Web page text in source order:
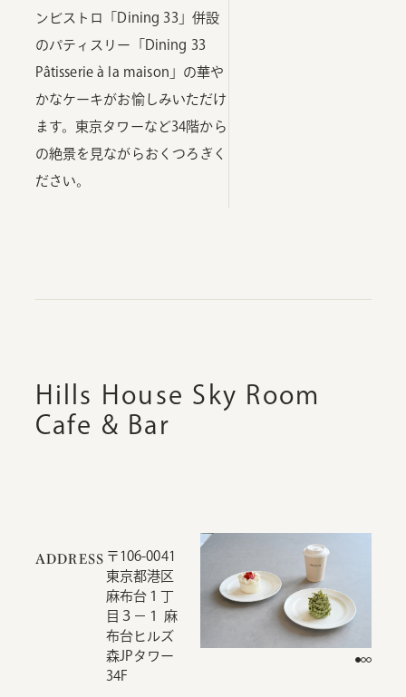
ンビストロ「Dining 33」併設
のパティスリー「Dining 33
Pâtisserie à la maison」の華や
かなケーキがお愉しみいただけ
ます。東京タワーなど34階から
の絶景を見ながらおくつろぎく
ださい。
Hills House Sky Room
Cafe & Bar
ADDRESS 〒106-0041
東京都港区
麻布台１丁
目３−１ 麻
布台ヒルズ
森JPタワー
34F